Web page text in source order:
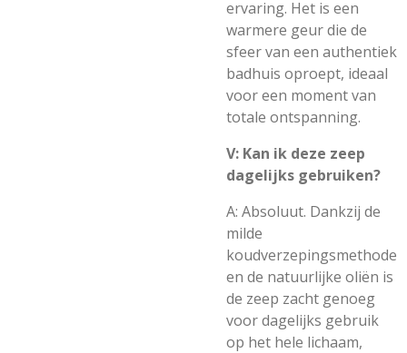
ervaring. Het is een
warmere geur die de
sfeer van een authentiek
badhuis oproept, ideaal
voor een moment van
totale ontspanning.
V: Kan ik deze zeep
dagelijks gebruiken?
A: Absoluut. Dankzij de
milde
koudverzepingsmethode
en de natuurlijke oliën is
de zeep zacht genoeg
voor dagelijks gebruik
op het hele lichaam,